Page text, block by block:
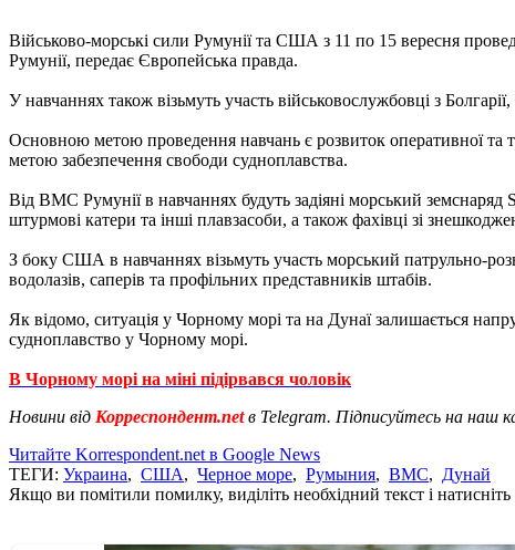
Військово-морські сили Румунії та США з 11 по 15 вересня
Румунії, передає Європейська правда.
У навчаннях також візьмуть участь військовослужбовці з
Основною метою проведення навчань є розвиток оперативної та
метою забезпечення свободи судноплавства.
Від ВМС Румунії в навчаннях будуть задіяні морський
штурмові катери та інші плавзасоби, а також фахівці зі
З боку США в навчаннях візьмуть участь морський патрульно-
водолазів, саперів та профільних представників штабів.
Як відомо, ситуація у Чорному морі та на Дунаї залишається
судноплавство у Чорному морі.
В Чорному морі на міні підірвався чоловік
Новини від Корреспондент.netв Telegram. Підписуйтесь на наш
Читайте Korrespondent.net в Google News
ТЕГИ: Украина, США, Черное море, Румыния, ВМС, Дунай
Якщо ви помітили помилку, виділіть необхідний текст і